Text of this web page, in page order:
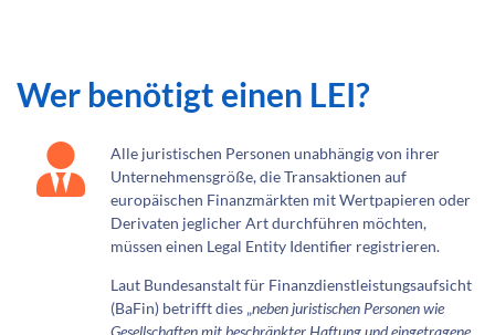
Wer benötigt einen LEI?
Alle juristischen Personen unabhängig von ihrer
Unternehmensgröße, die Transaktionen auf
europäischen Finanzmärkten mit Wertpapieren oder
Derivaten jeglicher Art durchführen möchten,
müssen einen Legal Entity Identifier registrieren.
Laut Bundesanstalt für Finanzdienstleistungsaufsicht
(BaFin) betrifft dies „neben juristischen Personen wie
Gesellschaften mit beschränkter Haftung und eingetragene